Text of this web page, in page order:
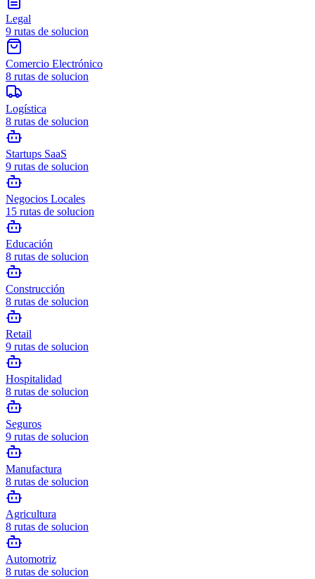
Legal
9 rutas de solucion
Comercio Electrónico
8 rutas de solucion
Logística
8 rutas de solucion
Startups SaaS
9 rutas de solucion
Negocios Locales
15 rutas de solucion
Educación
8 rutas de solucion
Construcción
8 rutas de solucion
Retail
9 rutas de solucion
Hospitalidad
8 rutas de solucion
Seguros
9 rutas de solucion
Manufactura
8 rutas de solucion
Agricultura
8 rutas de solucion
Automotriz
8 rutas de solucion